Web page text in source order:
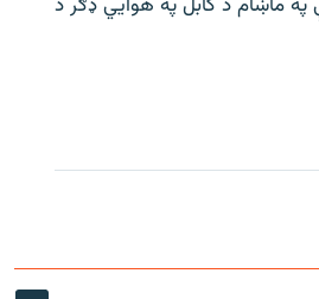
ماښام د کابل په هوايي ډګر د